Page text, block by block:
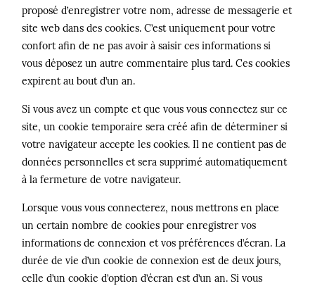
proposé d’enregistrer votre nom, adresse de messagerie et
site web dans des cookies. C’est uniquement pour votre
confort afin de ne pas avoir à saisir ces informations si
vous déposez un autre commentaire plus tard. Ces cookies
expirent au bout d’un an.
Si vous avez un compte et que vous vous connectez sur ce
site, un cookie temporaire sera créé afin de déterminer si
votre navigateur accepte les cookies. Il ne contient pas de
données personnelles et sera supprimé automatiquement
à la fermeture de votre navigateur.
Lorsque vous vous connecterez, nous mettrons en place
un certain nombre de cookies pour enregistrer vos
informations de connexion et vos préférences d’écran. La
durée de vie d’un cookie de connexion est de deux jours,
celle d’un cookie d’option d’écran est d’un an. Si vous